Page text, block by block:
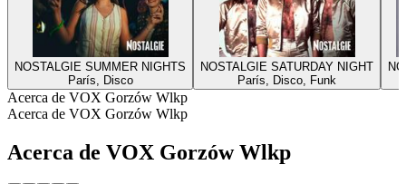
NOSTALGIE SUMMER NIGHTS
París, Disco
NOSTALGIE SATURDAY NIGHT
París, Disco, Funk
Acerca de VOX Gorzów Wlkp
Acerca de VOX Gorzów Wlkp
Acerca de VOX Gorzów Wlkp